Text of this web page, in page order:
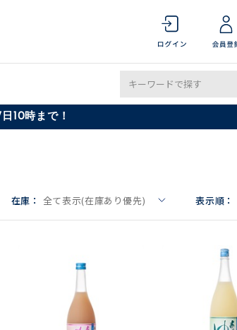
10時まで！
在庫： 全て表示(在庫あり優先) 表示順：